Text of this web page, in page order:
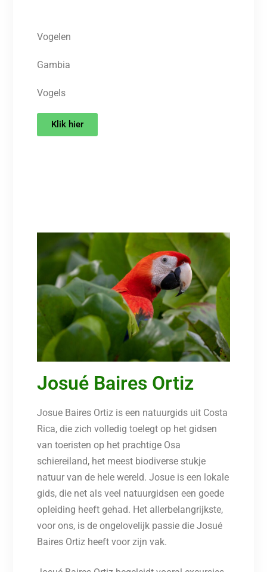
Vogelen
Gambia
Vogels
Klik hier
Josué Baires Ortiz
Josue Baires Ortiz is een natuurgids uit Costa
Rica, die zich volledig toelegt op het gidsen
van toeristen op het prachtige Osa
schiereiland, het meest biodiverse stukje
natuur van de hele wereld. Josue is een lokale
gids, die net als veel natuurgidsen een goede
opleiding heeft gehad. Het allerbelangrijkste,
voor ons, is de ongelovelijk passie die Josué
Baires Ortiz heeft voor zijn vak.